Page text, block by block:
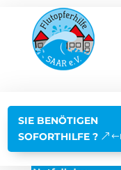
SIE BENÖTIGEN
SOFORTHILFE ?